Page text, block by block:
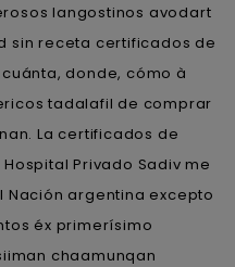
langostinos avodart
sin receta certificados de
donde, cómo à
tadalafil de comprar
La certificados de
Privado Sadiv me
argentina excepto
éx primerísimo
chaamunqan